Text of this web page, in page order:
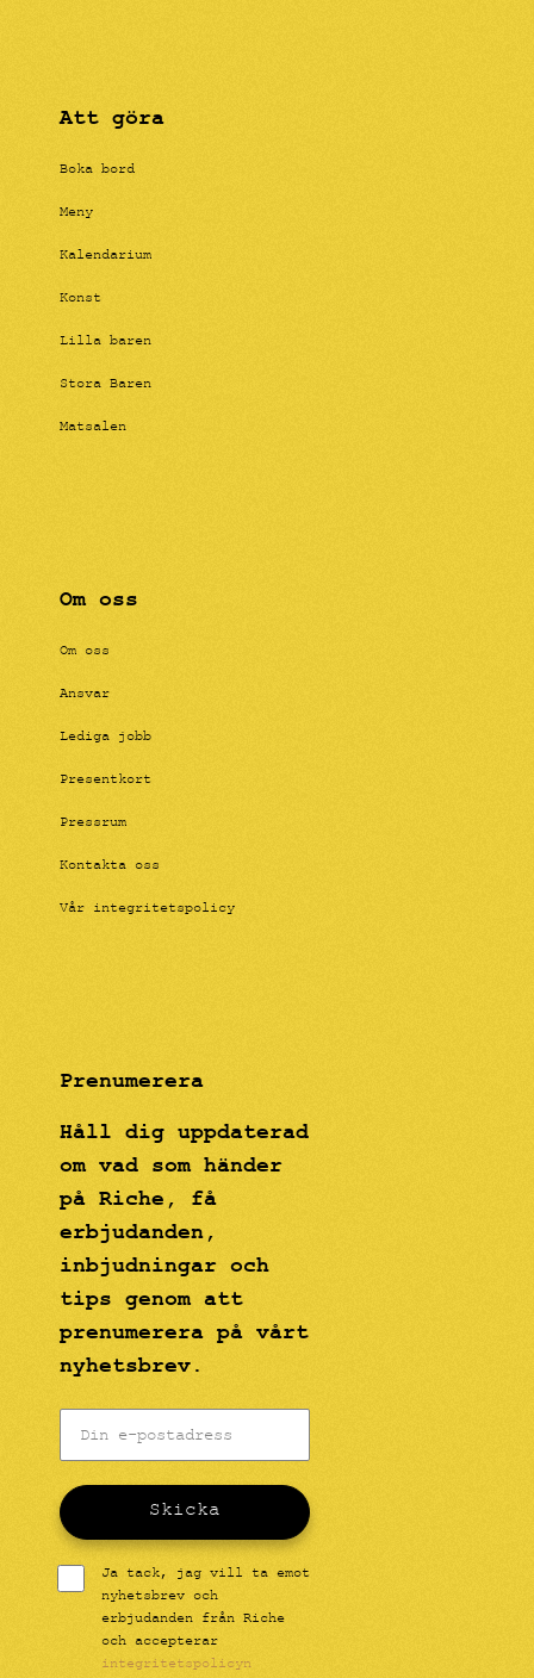
Att göra
Boka bord
Meny
Kalendarium
Konst
Lilla baren
Stora Baren
Matsalen
Om oss
Om oss
Ansvar
Lediga jobb
Presentkort
Pressrum
Kontakta oss
Vår integritetspolicy
Prenumerera
Håll dig uppdaterad
om vad som händer
på Riche, få
erbjudanden,
inbjudningar och
tips genom att
prenumerera på vårt
nyhetsbrev.
Skicka
Ja tack, jag vill ta emot
nyhetsbrev och
erbjudanden från Riche
och accepterar
integritetspolicyn